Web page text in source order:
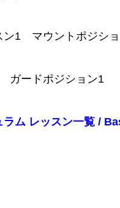
ン1 マウントポジシ
ガードポジション1
ラム レッスン一覧 /